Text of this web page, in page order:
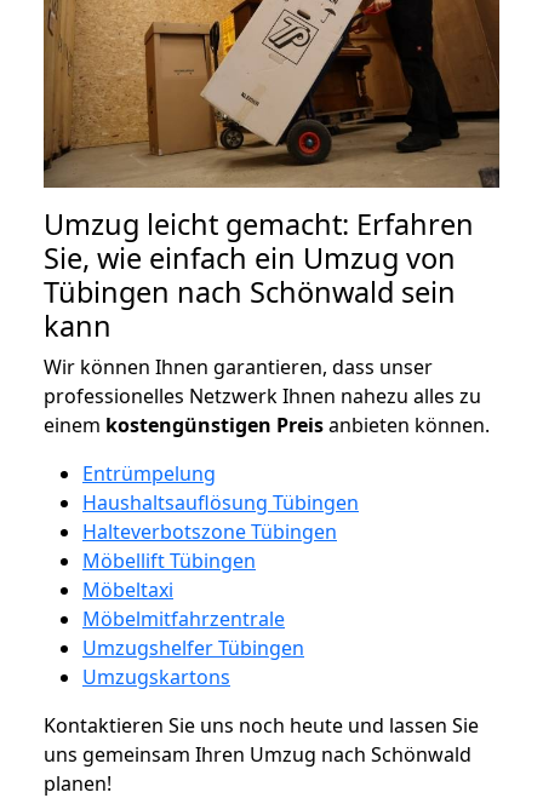
Umzug leicht gemacht: Erfahren
Sie, wie einfach ein Umzug von
Tübingen nach Schönwald sein
kann
Wir können Ihnen garantieren, dass unser
professionelles Netzwerk Ihnen nahezu alles zu
einem kostengünstigen Preisanbieten können.
Entrümpelung
Haushaltsauflösung Tübingen
Halteverbotszone Tübingen
Möbellift Tübingen
Möbeltaxi
Möbelmitfahrzentrale
Umzugshelfer Tübingen
Umzugskartons
Kontaktieren Sie uns noch heute und lassen Sie
uns gemeinsam Ihren Umzug nach Schönwald
planen!